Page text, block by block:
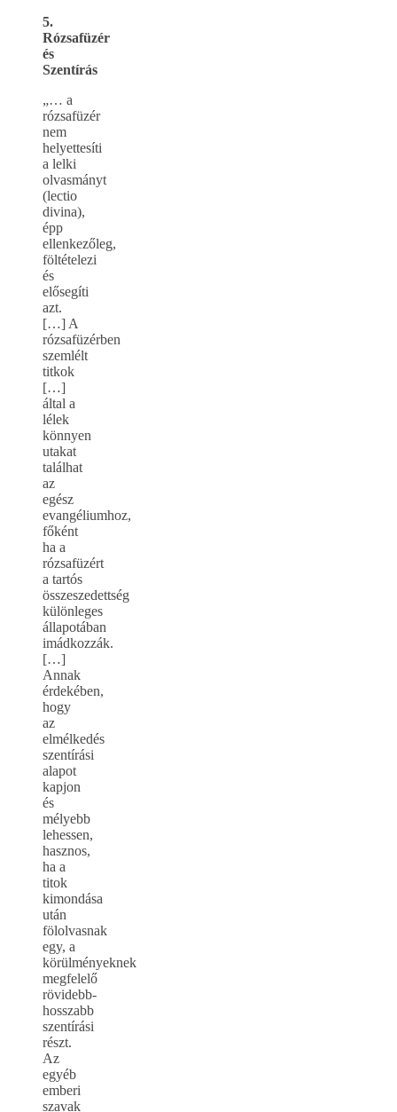
5.
Rózsafüzér
és
Szentírás
„… a
rózsafüzér
nem
helyettesíti
a lelki
olvasmányt
(lectio
divina),
épp
ellenkezőleg,
föltételezi
és
elősegíti
azt.
[…] A
rózsafüzérben
szemlélt
titkok
[…]
által a
lélek
könnyen
utakat
találhat
az
egész
evangéliumhoz,
főként
ha a
rózsafüzért
a tartós
összeszedettség
különleges
állapotában
imádkozzák.
[…]
Annak
érdekében,
hogy
az
elmélkedés
szentírási
alapot
kapjon
és
mélyebb
lehessen,
hasznos,
ha a
titok
kimondása
után
fölolvasnak
egy, a
körülményeknek
megfelelő
rövidebb-
hosszabb
szentírási
részt.
Az
egyéb
emberi
szavak